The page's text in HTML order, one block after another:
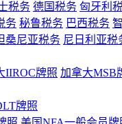
税务 德国税务 匈牙利
务 秘鲁税务 巴西税务
桑尼亚税务 尼日利亚税
IIROC牌照 加拿大MSB
牌照